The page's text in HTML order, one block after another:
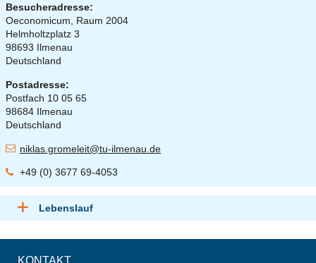
Besucheradresse:
Oeconomicum, Raum 2004
Helmholtzplatz 3
98693 Ilmenau
Deutschland
Postadresse:
Postfach 10 05 65
98684 Ilmenau
Deutschland
niklas.gromeleit@tu-ilmenau.de
+49 (0) 3677 69-4053
Lebenslauf
KONTAKT